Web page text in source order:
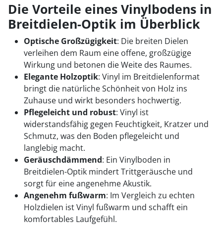
Die Vorteile eines Vinylbodens in
Breitdielen-Optik im Überblick
Optische Großzügigkeit: Die breiten Dielen
verleihen dem Raum eine offene, großzügige
Wirkung und betonen die Weite des Raumes.
Elegante Holzoptik: Vinyl im Breitdielenformat
bringt die natürliche Schönheit von Holz ins
Zuhause und wirkt besonders hochwertig.
Pflegeleicht und robust: Vinyl ist
widerstandsfähig gegen Feuchtigkeit, Kratzer und
Schmutz, was den Boden pflegeleicht und
langlebig macht.
Geräuschdämmend: Ein Vinylboden in
Breitdielen-Optik mindert Trittgeräusche und
sorgt für eine angenehme Akustik.
Angenehm fußwarm: Im Vergleich zu echten
Holzdielen ist Vinyl fußwarm und schafft ein
komfortables Laufgefühl.